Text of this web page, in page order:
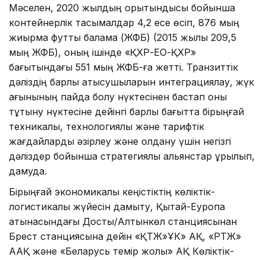
Мәселен, 2020 жылдың қорытындысы бойынша
контейнерлік тасымалдар 4,2 есе өсіп, 876 мың
жиырма футтық балама (ЖФБ) (2015 жылы 209,5
мың ЖФБ), оның ішінде «ҚХР-ЕО-ҚХР»
бағытындағы 551 мың ЖФБ-ға жетті. Транзиттік
дәліздің барлық қатысушыларын интеграциялау, жүк
ағынының пайда болу нүктесінен бастап оны
тұтыну нүктесіне дейінгі барлық бағытта бірыңғай
техникалық, технологиялық және тарифтік
жағдайларды әзірлеу және қолдану үшін негізгі
дәліздер бойынша стратегиялық альянстар құрылып,
дамуда.
Бірыңғай экономикалық кеңістіктің көліктік-
логистикалық жүйесін дамыту, Қытай-Еуропа
қатынасындағы Достық/Алтынкөл станциясынан
Брест станциясына дейін «ҚТЖ»ҰК» АҚ, «РТЖ»
ААҚ және «Беларусь темір жолы» АҚ Көліктік-